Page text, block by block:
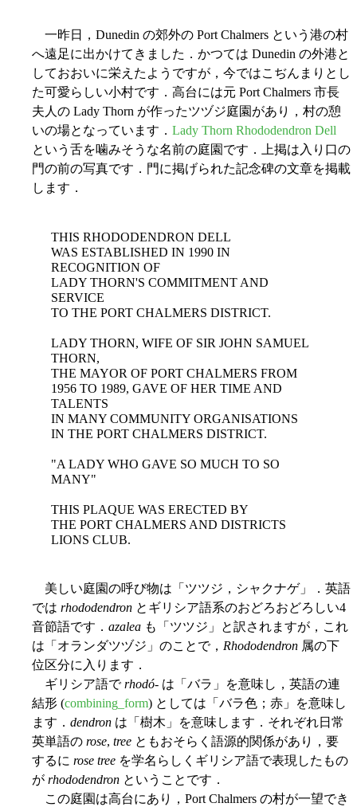
一昨日，Dunedin の郊外の Port Chalmers という港の村
へ遠足に出かけてきました．かつては Dunedin の外港と
しておおいに栄えたようですが，今ではこぢんまりとし
た可愛らしい小村です．高台には元 Port Chalmers 市長
夫人の Lady Thorn が作ったツヅジ庭園があり，村の憩
いの場となっています． Lady Thorn Rhododendron Dell
という舌を噛みそうな名前の庭園です．上掲は入り口の
門の前の写真です．門に掲げられた記念碑の文章を掲載
します．
THIS RHODODENDRON DELL
WAS ESTABLISHED IN 1990 IN
RECOGNITION OF
LADY THORN'S COMMITMENT AND
SERVICE
TO THE PORT CHALMERS DISTRICT.
LADY THORN, WIFE OF SIR JOHN SAMUEL
THORN,
THE MAYOR OF PORT CHALMERS FROM
1956 TO 1989, GAVE OF HER TIME AND
TALENTS
IN MANY COMMUNITY ORGANISATIONS
IN THE PORT CHALMERS DISTRICT.
"A LADY WHO GAVE SO MUCH TO SO
MANY"
THIS PLAQUE WAS ERECTED BY
THE PORT CHALMERS AND DISTRICTS
LIONS CLUB.
美しい庭園の呼び物は「ツツジ，シャクナゲ」．英語
では rhododendron とギリシア語系のおどろおどろしい4
音節語です． azalea も「ツツジ」と訳されますが，これ
は「オランダツヅジ」のことで， Rhododendron 属の下
位区分に入ります．
ギリシア語でrhodó- は「バラ」を意味し，英語の連
結形 (combining_form) としては「バラ色；赤」を意味し
ます． dendron は「樹木」を意味します．それぞれ日常
英単語の rose, tree ともおそらく語源的関係があり，要
するに rose tree を学名らしくギリシア語で表現したもの
が rhododendron ということです．
この庭園は高台にあり，Port Chalmers の村が一望でき